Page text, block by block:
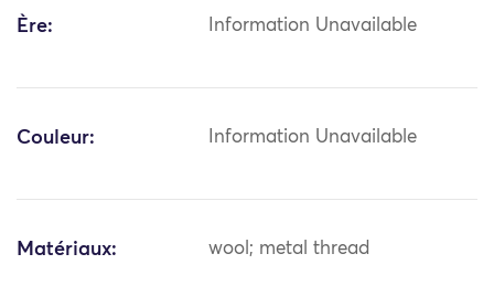
Ère: Information Unavailable
Couleur: Information Unavailable
Matériaux: wool; metal thread